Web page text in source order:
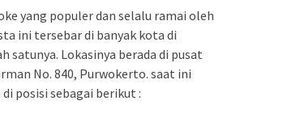
yang populer dan selalu ramai oleh
ini tersebar di banyak kota di
satunya. Lokasinya berada di pusat
No. 840, Purwokerto. saat ini
posisi sebagai berikut :